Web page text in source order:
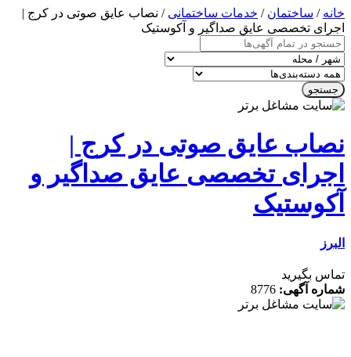
/ساختمان/خدمات ساختمانی/ نصاب عایق صوتی در کرج |
تخصصی عایق صداگیر و آکوستیک
عایق صوتی در کرج |
تخصصی عایق صداگیر و
بگیرید
آگهی:8776